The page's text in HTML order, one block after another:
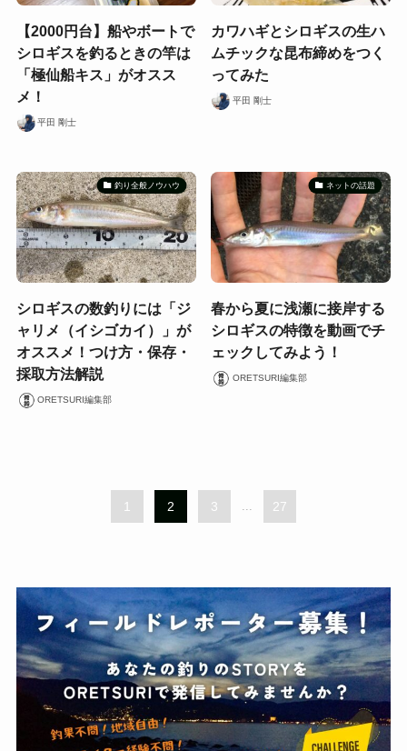
【2000円台】船やボートで
シロギスを釣るときの竿は
「極仙船キス」がオスス
メ！
平田 剛士
カワハギとシロギスの生ハ
ムチックな昆布締めをつく
ってみた
平田 剛士
釣り全般ノウハウ
シロギスの数釣りには「ジ
ャリメ（イシゴカイ）」が
オススメ！つけ方・保存・
採取方法解説
ORETSURI編集部
ネットの話題
春から夏に浅瀬に接岸する
シロギスの特徴を動画でチ
ェックしてみよう！
ORETSURI編集部
1 2 3 ... 27